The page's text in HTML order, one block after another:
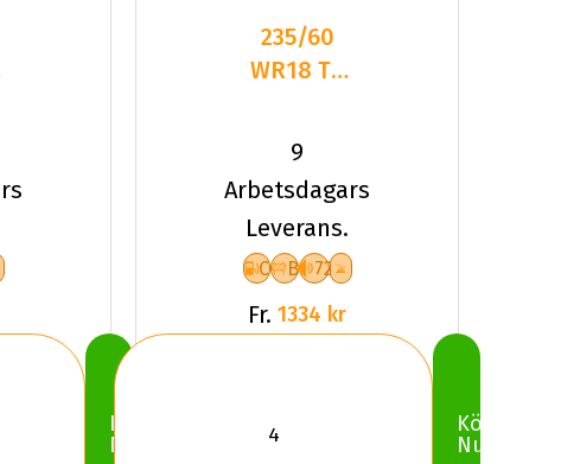
Köp
Nu
235/60
WR18 TL
YOKO
BLUEARTH
4S AW21
XL
9
Arbetsdagars
Leverans.
C B 72
Fr. 1334 kr
Köp
Nu